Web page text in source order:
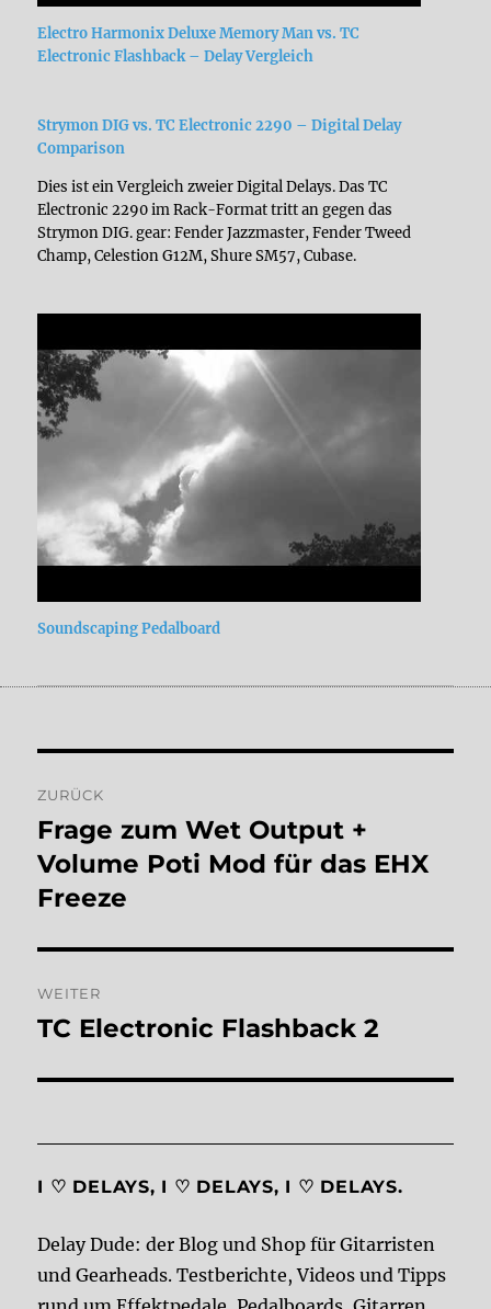
Electro Harmonix Deluxe Memory Man vs. TC
Electronic Flashback – Delay Vergleich
Strymon DIG vs. TC Electronic 2290 – Digital Delay
Comparison
Dies ist ein Vergleich zweier Digital Delays. Das TC
Electronic 2290 im Rack-Format tritt an gegen das
Strymon DIG. gear: Fender Jazzmaster, Fender Tweed
Champ, Celestion G12M, Shure SM57, Cubase.
Soundscaping Pedalboard
ZURÜCK
Vorheriger
Beitrag:
Frage zum Wet Output +
Volume Poti Mod für das EHX
Freeze
WEITER
Nächster
TC Electronic Flashback 2
I ♡ DELAYS, I ♡ DELAYS, I ♡ DELAYS.
Delay Dude: der Blog und Shop für Gitarristen
und Gearheads. Testberichte, Videos und Tipps